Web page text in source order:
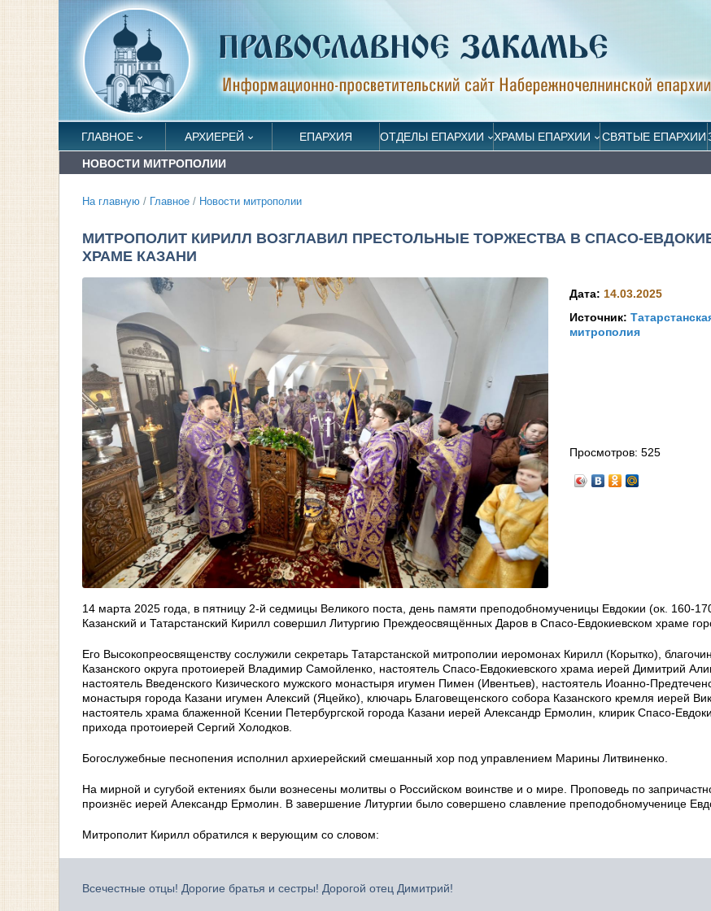
ГЛАВНОЕ АРХИЕРЕЙ ЕПАРХИЯ ОТДЕЛЫ ЕПАРХИИ ХРАМЫ ЕПАРХИИ СВЯТЫЕ ЕПАРХИИ
НОВОСТИ МИТРОПОЛИИ
На главную / Главное / Новости митрополии
МИТРОПОЛИТ КИРИЛЛ ВОЗГЛАВИЛ ПРЕСТОЛЬНЫЕ ТОРЖЕСТВА В СПАСО-
ХРАМЕ КАЗАНИ
Дата: 14.03.2025
Источник:
митрополия
Просмотров:525
14 марта 2025 года, в пятницу 2-й седмицы Великого поста, день памяти преподобномученицы Евдокии (ок. 160-
Казанский и Татарстанский Кирилл совершил Литургию Преждеосвящённых Даров в Спасо-Евдокиевском храме
Его Высокопреосвященству сослужили секретарь Татарстанской митрополии иеромонах Кирилл (Корытко),
Казанского округа протоиерей Владимир Самойленко, настоятель Спасо-Евдокиевского храма иерей Димитрий
настоятель Введенского Кизического мужского монастыря игумен Пимен (Ивентьев), настоятель Иоанно-
монастыря города Казани игумен Алексий (Яцейко), ключарь Благовещенского собора Казанского кремля иерей
настоятель храма блаженной Ксении Петербургской города Казани иерей Александр Ермолин, клирик Спасо-
прихода протоиерей Сергий Холодков.
Богослужебные песнопения исполнил архиерейский смешанный хор под управлением Марины Литвиненко.
На мирной и сугубой ектениях были вознесены молитвы о Российском воинстве и о мире. Проповедь по
произнёс иерей Александр Ермолин. В завершение Литургии было совершено славление преподобномученице
Митрополит Кирилл обратился к верующим со словом:
Всечестные отцы! Дорогие братья и сестры! Дорогой отец Димитрий!